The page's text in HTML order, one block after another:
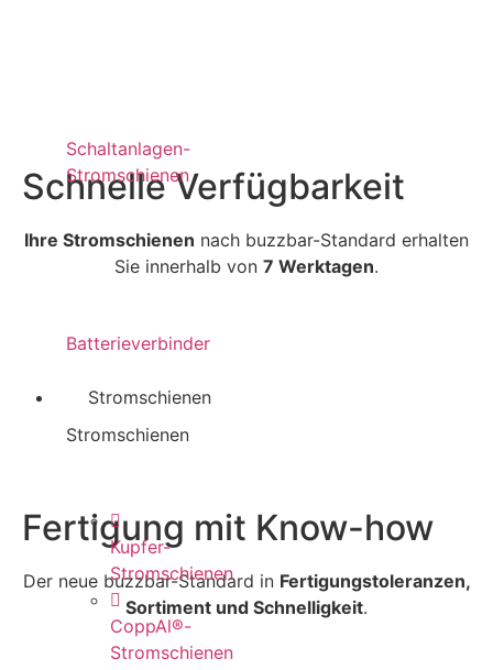
Schaltanlagen-
Stromschienen
Batterieverbinder
Stromschienen
Stromschienen
Kupfer-
Stromschienen
CoppAl®-
Stromschienen
Schnelle Verfügbarkeit
Ihre Stromschienen nach buzzbar-Standard erhalten
Sie innerhalb von 7 Werktagen.
Fertigung mit Know-how
Der neue buzzbar-Standard in Fertigungstoleranzen,
Sortiment und Schnelligkeit.